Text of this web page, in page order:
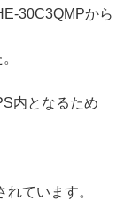
30C3QMPから
内となるため
ています。